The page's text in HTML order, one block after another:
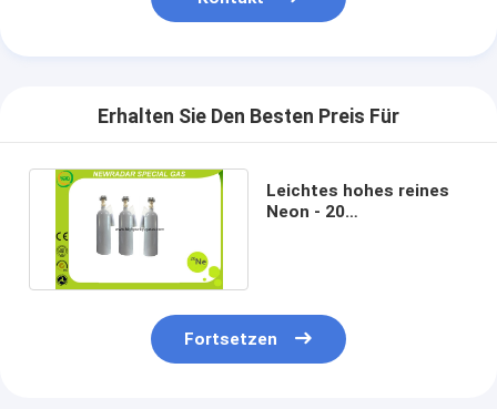
Erhalten Sie Den Besten Preis Für
Leichtes hohes reines
Neon - 20
Fortsetzen